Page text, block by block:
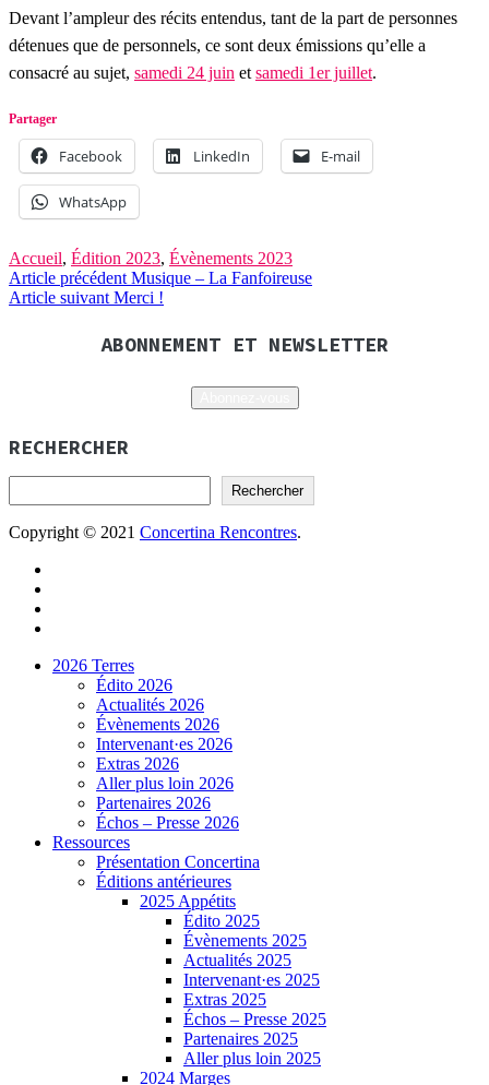
Devant l’ampleur des récits entendus, tant de la part de personnes
détenues que de personnels, ce sont deux émissions qu’elle a
consacré au sujet, samedi 24 juin et samedi 1er juillet.
Partager
Facebook LinkedIn E-mail
WhatsApp
Accueil, Édition 2023, Évènements 2023
Navigation
Article précédent Musique – La Fanfoireuse
Article suivant Merci !
ABONNEMENT ET NEWSLETTER
RECHERCHER
Rechercher
Copyright © 2021 Concertina Rencontres.
2026 Terres
Édito 2026
Actualités 2026
Évènements 2026
Intervenant·es 2026
Extras 2026
Aller plus loin 2026
Partenaires 2026
Échos – Presse 2026
Ressources
Présentation Concertina
Éditions antérieures
2025 Appétits
Édito 2025
Évènements 2025
Actualités 2025
Intervenant·es 2025
Extras 2025
Échos – Presse 2025
Partenaires 2025
Aller plus loin 2025
2024 Marges